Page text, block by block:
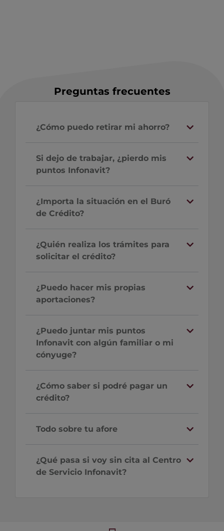
Preguntas frecuentes
¿Cómo puedo retirar mi ahorro?
Si dejo de trabajar, ¿pierdo mis
puntos Infonavit?
¿Importa la situación en el Buró
de Crédito?
¿Quién realiza los trámites para
solicitar el crédito?
¿Puedo hacer mis propias
aportaciones?
¿Puedo juntar mis puntos
Infonavit con algún familiar o mi
cónyuge?
¿Cómo saber si podré pagar un
crédito?
Todo sobre tu afore
¿Qué pasa si voy sin cita al Centro
de Servicio Infonavit?